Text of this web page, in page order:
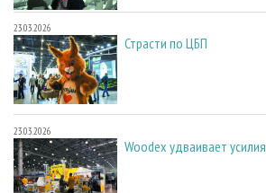
23.03.2026
Страсти по ЦБП
23.03.2026
Woodex удваивает усилия